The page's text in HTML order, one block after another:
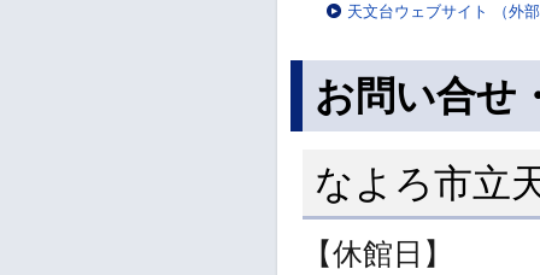
天文台ウェブサイト （外
お問い合せ
なよろ市立
【休館日】